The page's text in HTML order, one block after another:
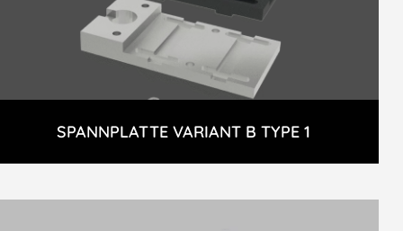
SPANNPLATTE VARIANT B TYPE 1